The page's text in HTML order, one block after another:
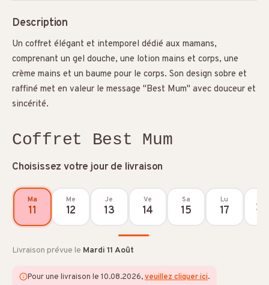
Description
Un coffret élégant et intemporel dédié aux mamans,
comprenant un gel douche, une lotion mains et corps, une
crème mains et un baume pour le corps. Son design sobre et
raffiné met en valeur le message "Best Mum" avec douceur et
sincérité.
Coffret Best Mum
Choisissez votre jour de livraison
Ma
11
Me
12
Je
13
Ve
14
Sa
15
Lu
17
Livraison prévue le Mardi 11 Août
Pour une livraison le 10.08.2026,veuillez cliquer ici.